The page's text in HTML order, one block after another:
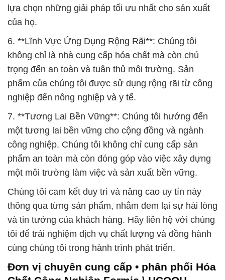
lựa chọn những giải pháp tối ưu nhất cho sản xuất
của họ.
6. **Lĩnh Vực Ứng Dụng Rộng Rãi**: Chúng tôi
không chỉ là nhà cung cấp hóa chất mà còn chú
trọng đến an toàn và tuân thủ môi trường. Sản
phẩm của chúng tôi được sử dụng rộng rãi từ công
nghiệp đến nông nghiệp và y tế.
7. **Tương Lai Bền Vững**: Chúng tôi hướng đến
một tương lai bền vững cho cộng đồng và ngành
công nghiệp. Chúng tôi không chỉ cung cấp sản
phẩm an toàn mà còn đóng góp vào việc xây dựng
một môi trường làm việc và sản xuất bền vững.
Chúng tôi cam kết duy trì và nâng cao uy tín này
thông qua từng sản phẩm, nhằm đem lại sự hài lòng
và tin tưởng của khách hàng. Hãy liên hệ với chúng
tôi để trải nghiệm dịch vụ chất lượng và đồng hành
cùng chúng tôi trong hành trình phát triển.
Đơn vị chuyên cung cấp • phân phối Hóa